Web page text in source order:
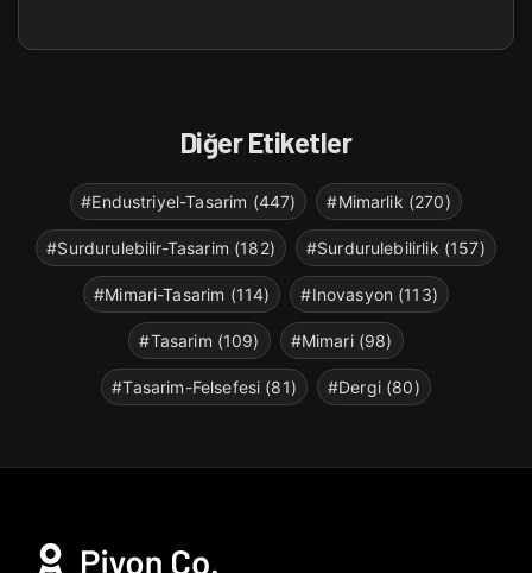
Diğer Etiketler
#Endustriyel-Tasarim (447) #Mimarlik (270)
#Surdurulebilir-Tasarim (182) #Surdurulebilirlik (157)
#Mimari-Tasarim (114) #Inovasyon (113)
#Tasarim (109) #Mimari (98)
#Tasarim-Felsefesi (81) #Dergi (80)